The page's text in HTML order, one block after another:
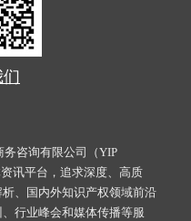
务咨询有限公司（YIP
讯平台，追求深度、高质
、国内外知识产权领域前沿
行业峰会和媒体传播等服